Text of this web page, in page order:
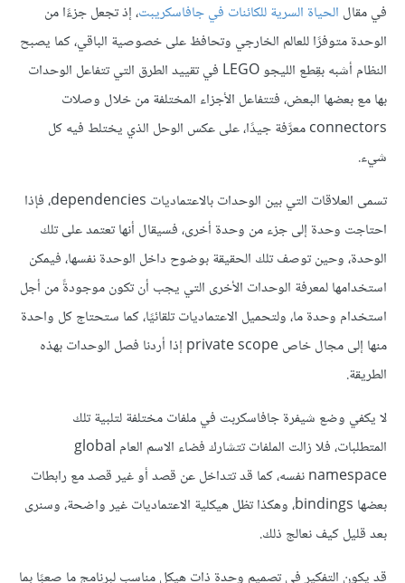
في مقال الحياة السرية للكائنات في جافاسكريبت، إذ تجعل جزءًا من
الوحدة متوفرًا للعالم الخارجي وتحافظ على خصوصية الباقي، كما يصبح
النظام أشبه بقِطع الليجو LEGO في تقييد الطرق التي تتفاعل الوحدات
بها مع بعضها البعض، فتتفاعل الأجزاء المختلفة من خلال وصلات
connectors معرَّفة جيدًا، على عكس الوحل الذي يختلط فيه كل
شيء.
تسمى العلاقات التي بين الوحدات بالاعتماديات dependencies، فإذا
احتاجت وحدة إلى جزء من وحدة أخرى، فسيقال أنها تعتمد على تلك
الوحدة، وحين توصف تلك الحقيقة بوضوح داخل الوحدة نفسها، فيمكن
استخدامها لمعرفة الوحدات الأخرى التي يجب أن تكون موجودةً من أجل
استخدام وحدة ما، ولتحميل الاعتماديات تلقائيًا، كما ستحتاج كل واحدة
منها إلى مجال خاص private scope إذا أردنا فصل الوحدات بهذه
الطريقة.
لا يكفي وضع شيفرة جافاسكربت في ملفات مختلفة لتلبية تلك
المتطلبات، فلا زالت الملفات تتشارك فضاء الاسم العام global
namespace نفسه، كما قد تتداخل عن قصد أو غير قصد مع رابطات
بعضها bindings، وهكذا تظل هيكلية الاعتماديات غير واضحة، وسنرى
بعد قليل كيف نعالج ذلك.